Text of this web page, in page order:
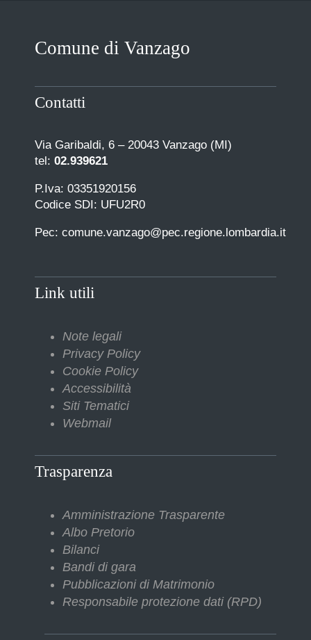
Comune di Vanzago
Contatti
Via Garibaldi, 6 – 20043 Vanzago (MI)
tel: 02.939621
P.Iva: 03351920156
Codice SDI: UFU2R0
Pec: comune.vanzago@pec.regione.lombardia.it
Link utili
Note legali
Privacy Policy
Cookie Policy
Accessibilità
Siti Tematici
Webmail
Trasparenza
Amministrazione Trasparente
Albo Pretorio
Bilanci
Bandi di gara
Pubblicazioni di Matrimonio
Responsabile protezione dati (RPD)